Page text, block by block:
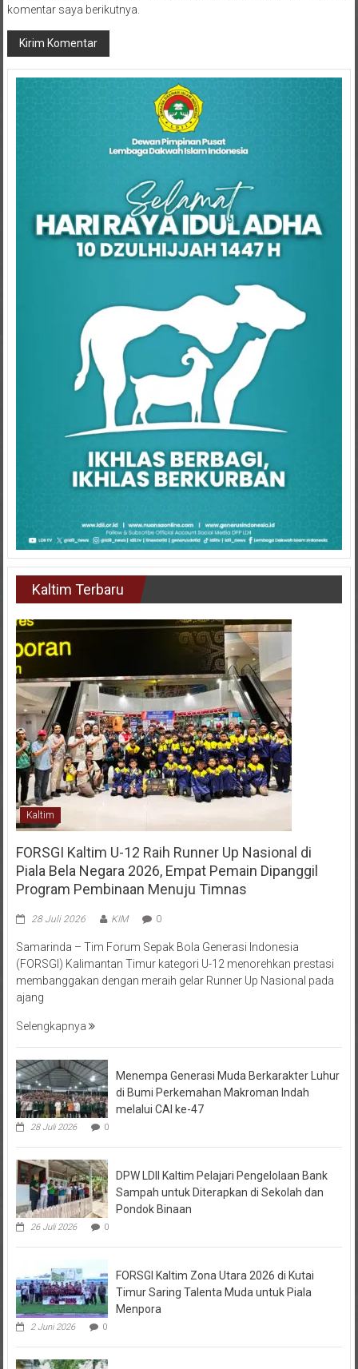
komentar saya berikutnya.
Kaltim Terbaru
Kaltim
FORSGI Kaltim U-12 Raih Runner Up Nasional di
Piala Bela Negara 2026, Empat Pemain Dipanggil
Program Pembinaan Menuju Timnas
28 Juli 2026 KIM 0
Samarinda – Tim Forum Sepak Bola Generasi Indonesia
(FORSGI) Kalimantan Timur kategori U-12 menorehkan prestasi
membanggakan dengan meraih gelar Runner Up Nasional pada
ajang
Selengkapnya
Menempa Generasi Muda Berkarakter Luhur
di Bumi Perkemahan Makroman Indah
melalui CAI ke-47
28 Juli 2026 0
DPW LDII Kaltim Pelajari Pengelolaan Bank
Sampah untuk Diterapkan di Sekolah dan
Pondok Binaan
26 Juli 2026 0
FORSGI Kaltim Zona Utara 2026 di Kutai
Timur Saring Talenta Muda untuk Piala
Menpora
2 Juni 2026 0